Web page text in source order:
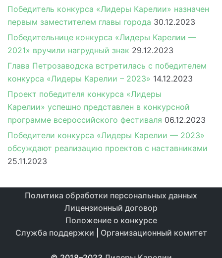
Победитель конкурса «Лидеры Карелии» назначен
первым заместителем главы города 30.12.2023
Победительнице конкурса «Лидеры Карелии —
2021» вручили нагрудный знак 29.12.2023
Глава Петрозаводска встретилась с победителем
конкурса «Лидеры Карелии – 2023» 14.12.2023
Проект победителя конкурса «Лидеры
Карелии» успешно представлен в конкурсной
программе всероссийского фестиваля 06.12.2023
Победители конкурса «Лидеры Карелии — 2023»
обсуждают реализацию проектов с наставниками
25.11.2023
Политика обработки персональных данных
Лицензионный договор
Положение о конкурсе
Служба поддержки
Организационный комитет